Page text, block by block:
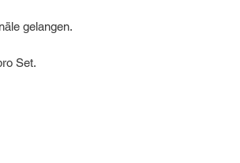
gelangen.
Set.